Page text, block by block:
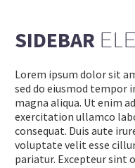
SIDEBAR
Lorem ipsum dolor sit
sed do eiusmod tempor
magna aliqua. Ut enim
exercitation ullamco
consequat. Duis aute
voluptate velit esse
pariatur. Excepteur sint